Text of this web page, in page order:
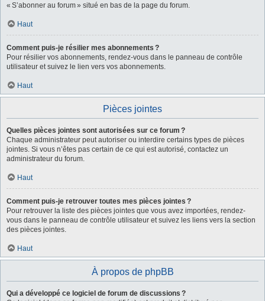
« S’abonner au forum » situé en bas de la page du forum.
Haut
Comment puis-je résilier mes abonnements ?
Pour résilier vos abonnements, rendez-vous dans le panneau de contrôle
utilisateur et suivez le lien vers vos abonnements.
Haut
Pièces jointes
Quelles pièces jointes sont autorisées sur ce forum ?
Chaque administrateur peut autoriser ou interdire certains types de pièces
jointes. Si vous n’êtes pas certain de ce qui est autorisé, contactez un
administrateur du forum.
Haut
Comment puis-je retrouver toutes mes pièces jointes ?
Pour retrouver la liste des pièces jointes que vous avez importées, rendez-
vous dans le panneau de contrôle utilisateur et suivez les liens vers la section
des pièces jointes.
Haut
À propos de phpBB
Qui a développé ce logiciel de forum de discussions ?